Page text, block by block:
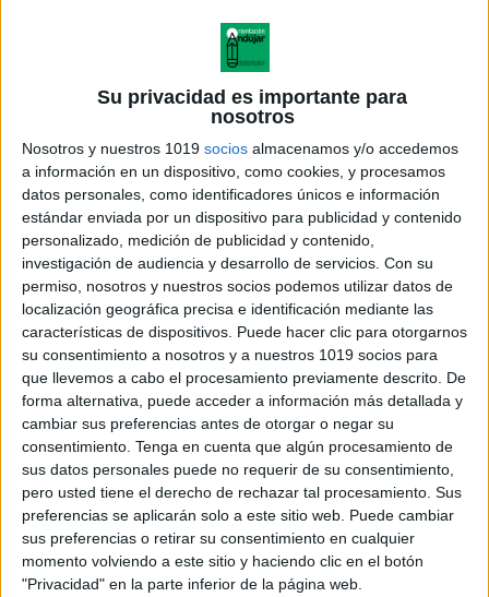
Su privacidad es importante para
nosotros
Nosotros y nuestros 1019 socios almacenamos y/o accedemos
a información en un dispositivo, como cookies, y procesamos
datos personales, como identificadores únicos e información
estándar enviada por un dispositivo para publicidad y contenido
personalizado, medición de publicidad y contenido,
investigación de audiencia y desarrollo de servicios. Con su
permiso, nosotros y nuestros socios podemos utilizar datos de
localización geográfica precisa e identificación mediante las
características de dispositivos. Puede hacer clic para otorgarnos
su consentimiento a nosotros y a nuestros 1019 socios para
que llevemos a cabo el procesamiento previamente descrito. De
forma alternativa, puede acceder a información más detallada y
cambiar sus preferencias antes de otorgar o negar su
consentimiento. Tenga en cuenta que algún procesamiento de
sus datos personales puede no requerir de su consentimiento,
pero usted tiene el derecho de rechazar tal procesamiento. Sus
preferencias se aplicarán solo a este sitio web. Puede cambiar
sus preferencias o retirar su consentimiento en cualquier
momento volviendo a este sitio y haciendo clic en el botón
"Privacidad" en la parte inferior de la página web.
Cromos para colorear Álbum de estrellas
del Mundial 2026
Publicado el 6 junio, 2026
Este álbum de estrellas del Mundial 2026 reúne
ilustraciones listas para colorear inspiradas en
algunos de los futbolistas más destacados del torneo.
Cada cromo se convierte en una oportunidad para
aprender, coleccionar […]
SEGUIR LEYENDO
Buscar